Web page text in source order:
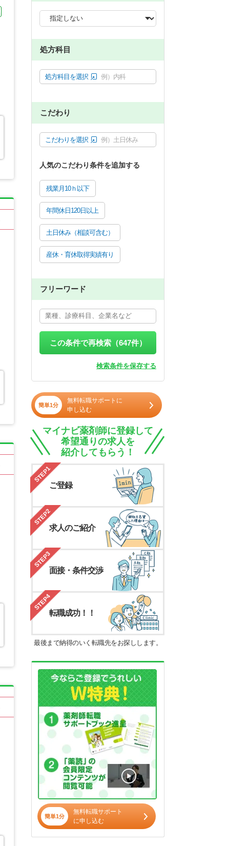
処方科目
処方科目を選択 例）内科
こだわり
こだわりを選択 例）土日休み
人気のこだわり条件を追加する
残業月10ｈ以下
年間休日120日以上
土日休み（相談可含む）
産休・育休取得実績有り
フリーワード
この条件で再検索（647件）
検索条件を保存する
簡単1分
無料転職サポートに
申し込む
マイナビ薬剤師に登録して
希望通りの求人を
紹介してもらう！
STEP1
ご登録
STEP2
求人のご紹介
STEP3
面接・条件交渉
STEP4
転職成功！！
最後まで納得のいく転職先をお探しします。
簡単1分
無料転職サポート
に申し込む